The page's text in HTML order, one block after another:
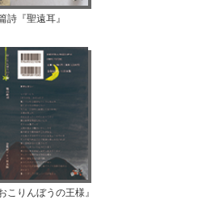
詩『聖遠耳』
こりんぼうの王様』